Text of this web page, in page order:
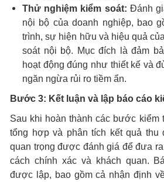
Thử nghiệm kiểm soát: Đánh
nội bộ của doanh nghiệp, bao
trình, sự hiện hữu và hiệu quả
soát nội bộ. Mục đích là đảm
hoạt động đúng như thiết kế và
ngăn ngừa rủi ro tiềm ẩn.
Bước 3: Kết luận và lập báo cáo
Sau khi hoàn thành các bước kiểm
tổng hợp và phân tích kết quả thu
quan trọng được đánh giá để đưa
cách chính xác và khách quan.
được lập, bao gồm cả nhận định